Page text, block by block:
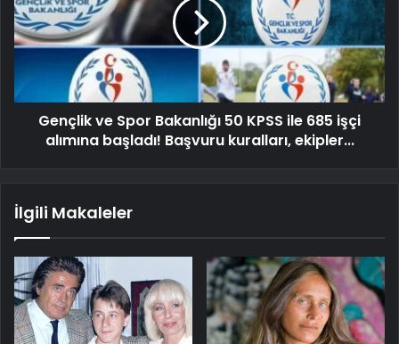
Gençlik ve Spor Bakanlığı 50 KPSS ile 685 işçi
alımına başladı! Başvuru kuralları, ekipler...
İlgili Makaleler